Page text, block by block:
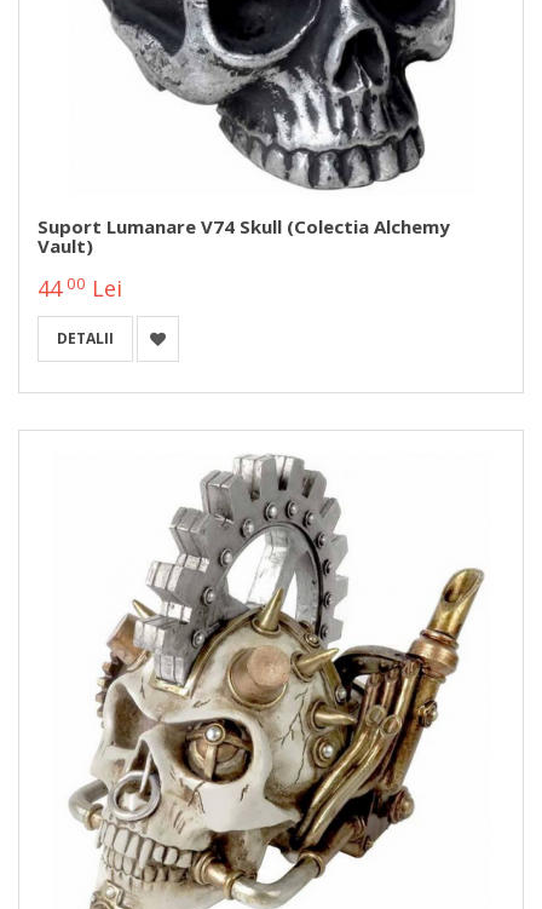
Suport Lumanare V74 Skull (Colectia Alchemy
Vault)
44 00 Lei
DETALII